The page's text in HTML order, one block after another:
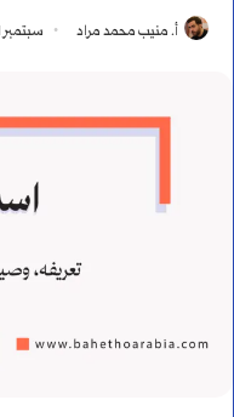
أ. منيب محمد مراد سبتمبر 11, 2025